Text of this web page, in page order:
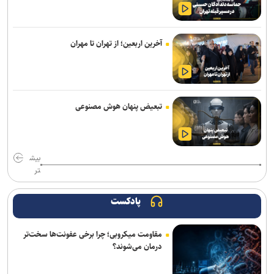
بازگشت خلیفه و گودرزی به تمرینات آلومینیوم
استارت دوباره همه ملی‌پوشان جهانی و بازی‌های آسیایی در کمپ تیم‌های
ملی؛ تذکر وزنی به نایب‌قهرمان جهان
ناکامی نماینده ایران در مسابقات ورزش های خیابانی
اژدهاکش به پرسپولیس پیوست
بیاتلو: با آریو قرارداد دارم/ حضورم در مس رفسنجان صحت ندارد
بازی‌های سرخابی‌ها به شهرقدس رفت/ استقلال خوزستان به تهران
بازگشت
تمدید قرارداد مربی ترک استقلال
آغاز اردوی تیم ملی بوکس برای ناگویا با حضور ۱۰ ملی‌پوش
محمدی: مقابل استقلال لیگ را پرقدرت آغاز می‌کنیم/ امیدوارم با مس
آخرین اربعین؛ از تهران تا مهران
تبعیض پنهان هوش مصنوعی
بیش
تر
پادکست
مقاومت میکروبی؛ چرا برخی عفونت‌ها سخت‌تر
درمان می‌شوند؟